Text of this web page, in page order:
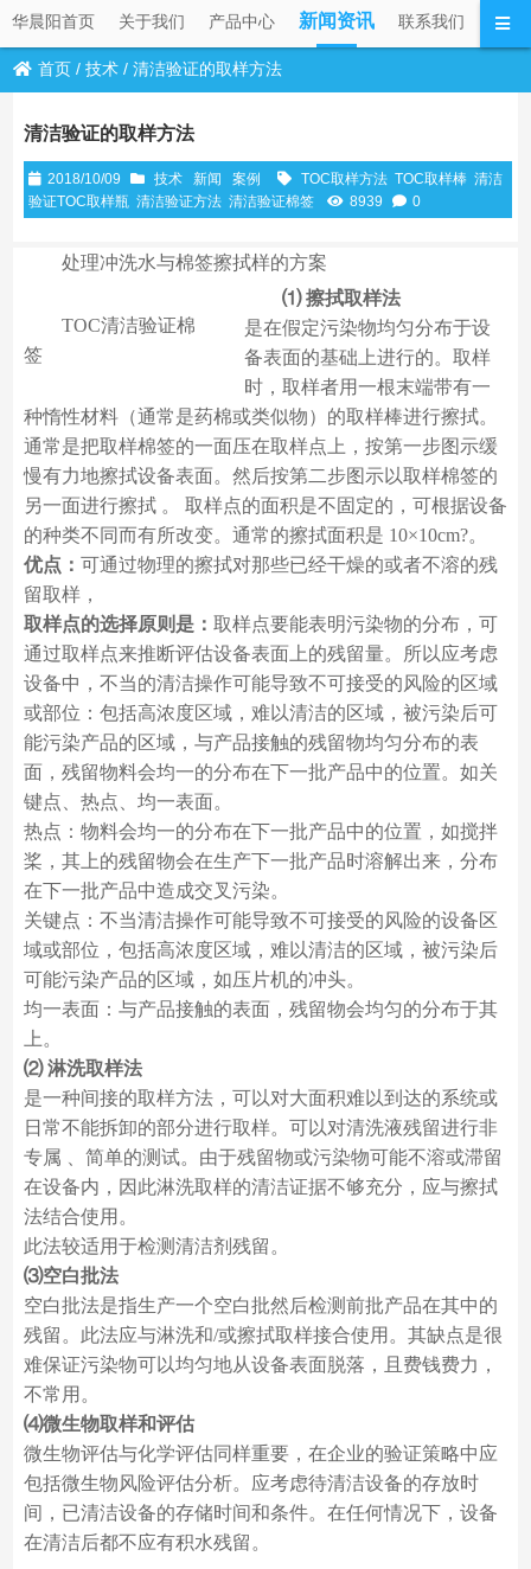
华晨阳首页 关于我们 产品中心 新闻资讯 联系我们
首页 /技术 /清洁验证的取样方法
清洁验证的取样方法
2018/10/09 技术 新闻 案例 TOC取样方法 TOC取样棒 清洁
验证TOC取样瓶 清洁验证方法 清洁验证棉签 8939 0
处理冲洗水与棉签擦拭样的方案
TOC清洁验证棉
签
⑴ 擦拭取样法
是在假定污染物均匀分布于设
备表面的基础上进行的。取样
时，取样者用一根末端带有一
种惰性材料（通常是药棉或类似物）的取样棒进行擦拭。
通常是把取样棉签的一面压在取样点上，按第一步图示缓
慢有力地擦拭设备表面。然后按第二步图示以取样棉签的
另一面进行擦拭 。 取样点的面积是不固定的，可根据设备
的种类不同而有所改变。通常的擦拭面积是 10×10cm?。
优点： 可通过物理的擦拭对那些已经干燥的或者不溶的残
留取样，
取样点的选择原则是： 取样点要能表明污染物的分布，可
通过取样点来推断评估设备表面上的残留量。所以应考虑
设备中，不当的清洁操作可能导致不可接受的风险的区域
或部位：包括高浓度区域，难以清洁的区域，被污染后可
能污染产品的区域，与产品接触的残留物均匀分布的表
面，残留物料会均一的分布在下一批产品中的位置。如关
键点、热点、均一表面。
热点：物料会均一的分布在下一批产品中的位置，如搅拌
桨，其上的残留物会在生产下一批产品时溶解出来，分布
在下一批产品中造成交叉污染。
关键点：不当清洁操作可能导致不可接受的风险的设备区
域或部位，包括高浓度区域，难以清洁的区域，被污染后
可能污染产品的区域，如压片机的冲头。
均一表面：与产品接触的表面，残留物会均匀的分布于其
上。
⑵ 淋洗取样法
是一种间接的取样方法，可以对大面积难以到达的系统或
日常不能拆卸的部分进行取样。可以对清洗液残留进行非
专属 、简单的测试。由于残留物或污染物可能不溶或滞留
在设备内，因此淋洗取样的清洁证据不够充分，应与擦拭
法结合使用。
此法较适用于检测清洁剂残留。
⑶空白批法
空白批法是指生产一个空白批然后检测前批产品在其中的
残留。此法应与淋洗和/或擦拭取样接合使用。其缺点是很
难保证污染物可以均匀地从设备表面脱落，且费钱费力，
不常用。
⑷微生物取样和评估
微生物评估与化学评估同样重要，在企业的验证策略中应
包括微生物风险评估分析。应考虑待清洁设备的存放时
间，已清洁设备的存储时间和条件。在任何情况下，设备
在清洁后都不应有积水残留。